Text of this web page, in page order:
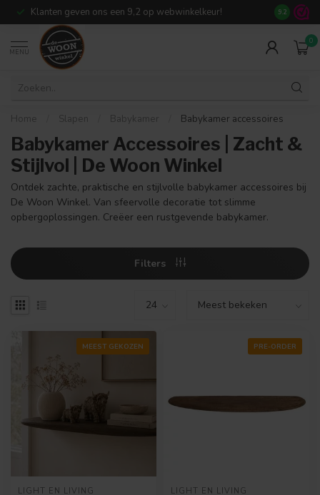
Klanten geven ons een 9,2 op webwinkelkeur! Meer dan
9.2
MENU
0
Home Slapen Babykamer Babykamer accessoires
Babykamer Accessoires | Zacht &
Stijlvol | De Woon Winkel
Ontdek zachte, praktische en stijlvolle babykamer accessoires bij
De Woon Winkel. Van sfeervolle decoratie tot slimme
opbergoplossingen. Creëer een rustgevende babykamer.
Filters
MEEST GEKOZEN
LIGHT EN LIVING
PRE-ORDER
LIGHT EN LIVING